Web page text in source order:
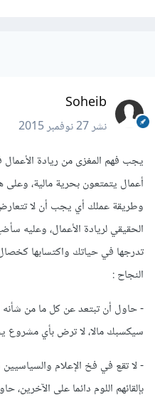
Soheib
نشر27 نوفمبر 2015
يجب فهم المغزى من ريادة
أعمال يتمتعون بحرية مالية،
وطريقة عملك أي يجب أن لا
الحقيقي لريادة الأعمال، وعليه
تدرجها في حياتك واكتسابها
النجاح :
- حاول أن تبتعد عن كل ما من
سيكسبك مالا، لا ترض بأي مشروع
- لا تقع في فخ الإعلام
بإلقائهم اللوم دائما على